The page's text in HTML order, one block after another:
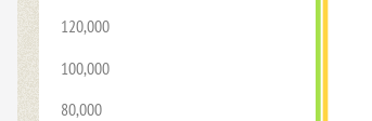
120,000
100,000
80,000